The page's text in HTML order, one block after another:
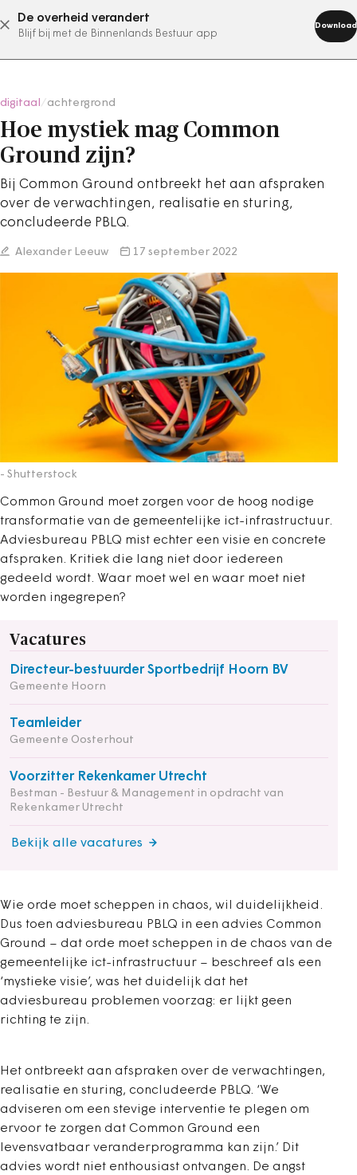
De overheid verandert
Blijf bij met de Binnenlands Bestuur app
Download
abonneer nu
digitaal achtergrond
Hoe mystiek mag Common
Ground zijn?
Bij Common Ground ontbreekt het aan afspraken
over de verwachtingen, realisatie en sturing,
concludeerde PBLQ.
Alexander Leeuw 17 september 2022
- Shutterstock
Common Ground moet zorgen voor de hoog nodige
transformatie van de gemeentelijke ict-infrastructuur.
Adviesbureau PBLQ mist echter een visie en concrete
afspraken. Kritiek die lang niet door iedereen
gedeeld wordt. Waar moet wel en waar moet niet
worden ingegrepen?
Vacatures
Directeur-bestuurder Sportbedrijf Hoorn BV
Gemeente Hoorn
Teamleider
Gemeente Oosterhout
Voorzitter Rekenkamer Utrecht
Bestman - Bestuur & Management in opdracht van
Rekenkamer Utrecht
Bekijk alle vacatures
Wie orde moet scheppen in chaos, wil duidelijkheid.
Dus toen adviesbureau PBLQ in een advies Common
Ground – dat orde moet scheppen in de chaos van de
gemeentelijke ict-infrastructuur – beschreef als een
‘mystieke visie’, was het duidelijk dat het
adviesbureau problemen voorzag: er lijkt geen
richting te zijn.
Het ontbreekt aan afspraken over de verwachtingen,
realisatie en sturing, concludeerde PBLQ. ‘We
adviseren om een stevige interventie te plegen om
ervoor te zorgen dat Common Ground een
levensvatbaar veranderprogramma kan zijn.’ Dit
advies wordt niet enthousiast ontvangen. De angst